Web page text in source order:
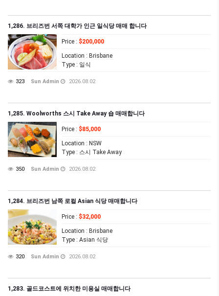
1,286. 브리즈번 서쪽 대학가 인근 일식당 매매 합니다
Price : $200,000
Location : Brisbane
Type : 일식
323 Sun Admin 2026.08.02
1,285. Woolworths 스시 Take Away 숍 매매합니다
Price : $85,000
Location : NSW
Type : 스시 Take Away
350 Sun Admin 2026.08.02
1,284. 브리즈번 남쪽 로컬 Asian 식당 매매합니다
Price : $32,000
Location : Brisbane
Type : Asian 식당
320 Sun Admin 2026.08.02
1,283. 골드코스트에 위치한 미용실 매매합니다